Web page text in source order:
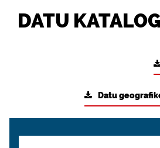
DATU
Datu